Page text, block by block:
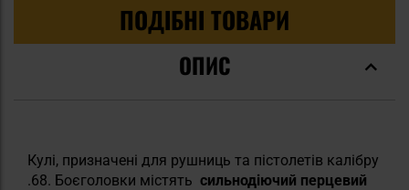
ПОДІБНІ ТОВАРИ
ОПИС
Кулі, призначені для рушниць та пістолетів калібру
.68. Боєголовки містять сильнодіючий перцевий